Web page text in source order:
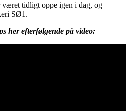
været tidligt oppe igen i dag, og
SØ1.
her efterfølgende på video: